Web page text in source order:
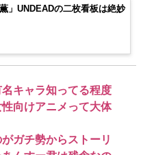
」UNDEADの二枚看板は絶妙
キャラ知ってる程度
向けアニメって大体
ガチ勢からストーリ